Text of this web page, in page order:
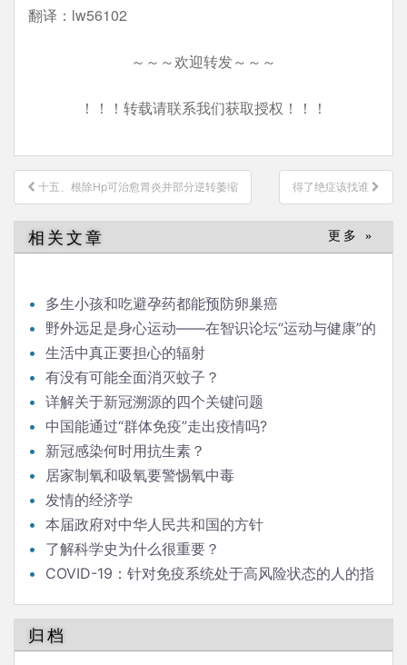
翻译：lw56102
～～～欢迎转发～～～
！！！转载请联系我们获取授权！！！
文
章
导
航
十五、根除Hp可治愈胃炎并部分逆转萎缩 得了绝症该找谁
相关文章 更多 »
多生小孩和吃避孕药都能预防卵巢癌
野外远足是身心运动——在智识论坛“运动与健康”的
发言生活中真正要担心的辐射
有没有可能全面消灭蚊子？
详解关于新冠溯源的四个关键问题
中国能通过“群体免疫”走出疫情吗?
新冠感染何时用抗生素？
居家制氧和吸氧要警惕氧中毒
发情的经济学
本届政府对中华人民共和国的方针
了解科学史为什么很重要？
COVID-19：针对免疫系统处于高风险状态的人的指
归档